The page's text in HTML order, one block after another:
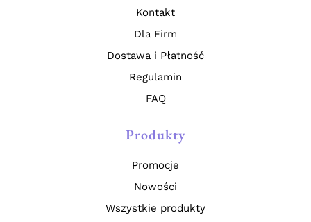
Kontakt
Dla Firm
Dostawa i Płatność
Regulamin
FAQ
Produkty
Promocje
Nowości
Wszystkie produkty